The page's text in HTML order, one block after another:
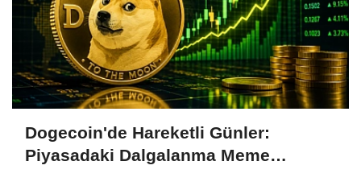
Dogecoin'de Hareketli Günler:
Piyasadaki Dalgalanma Meme